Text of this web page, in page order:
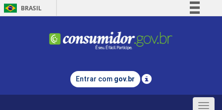
BRASIL
Comunica BR
Legislação
Entrar com gov.br
Toggle